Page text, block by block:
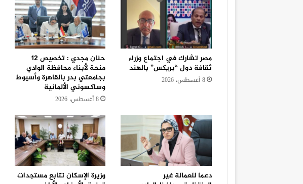
مصر تشارك في اجتماع وزراء
ثقافة دول “بريكس” بالهند
8 أغسطس، 2026
حنان مجدي : تخصيص 12
منحة لأبناء محافظة الوادي
بجامعتي بدر بالقاهرة وأسيوط
وساكسوني الألمانية
8 أغسطس، 2026
دعما للعمالة غير
وزيرة الإسكان تتابع مستجدات